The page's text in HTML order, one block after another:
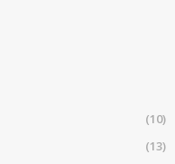
(10)
(13)